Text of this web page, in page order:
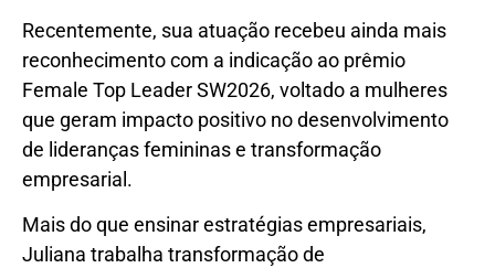
Recentemente, sua atuação recebeu ainda mais
reconhecimento com a indicação ao prêmio
Female Top Leader SW2026, voltado a mulheres
que geram impacto positivo no desenvolvimento
de lideranças femininas e transformação
empresarial.
Mais do que ensinar estratégias empresariais,
Juliana trabalha transformação de